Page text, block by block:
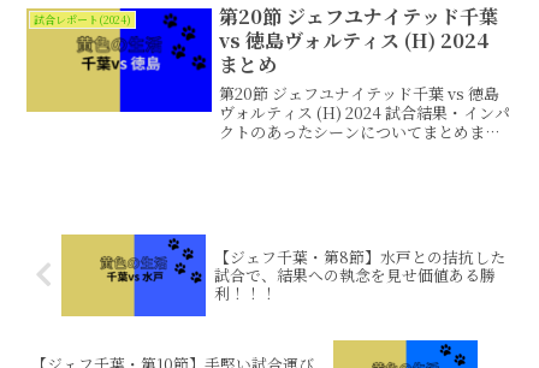
試合レポート(2024)
第20節 ジェフユナイテッド千葉
vs 徳島ヴォルティス (H) 2024
まとめ
第20節 ジェフユナイテッド千葉 vs 徳島
ヴォルティス (H) 2024 試合結果・インパ
クトのあったシーンについてまとめまし
【ジェフ千葉・第8節】水戸との拮抗した
試合で、結果への執念を見せ価値ある勝
利！！！
【ジェフ千葉・第10節】手堅い試合運び